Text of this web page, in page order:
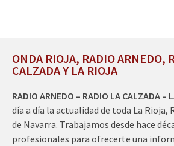
ONDA RIOJA, RADIO ARNEDO,
CALZADA Y LA RIOJA
RADIO ARNEDO – RADIO LA CALZADA –
día a día la actualidad de toda La Rioja,
de Navarra. Trabajamos desde hace
profesionales para ofrecerte una